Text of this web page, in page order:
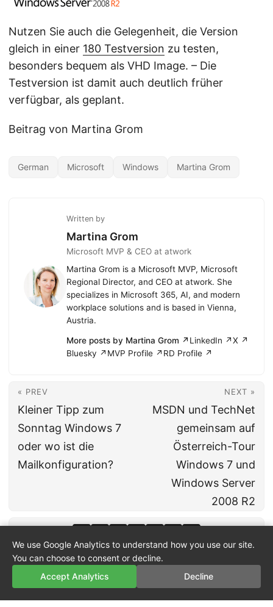
Nutzen Sie auch die Gelegenheit, die Version
gleich in einer 180 Testversion zu testen,
besonders bequem als VHD Image. – Die
Testversion ist damit auch deutlich früher
verfügbar, als geplant.
Beitrag von Martina Grom
German Microsoft Windows Martina Grom
Written by
Martina Grom
Microsoft MVP & CEO at atwork
Martina Grom is a Microsoft MVP, Microsoft
Regional Director, and CEO at atwork. She
specializes in Microsoft 365, AI, and modern
workplace solutions and is based in Vienna,
Austria.
More posts by Martina Grom ↗LinkedIn ↗X ↗
Bluesky ↗ MVP Profile ↗ RD Profile ↗
« PREV
Kleiner Tipp zum
Sonntag Windows 7
oder wo ist die
Mailkonfiguration?
NEXT »
MSDN und TechNet
gemeinsam auf
Österreich-Tour
Windows 7 und
Windows Server
2008 R2
© 2026atwork·About·Imprint·Privacy·Powered byHugo&PaperMod
We use Google Analytics to understand how you use our site.
You can choose to consent or decline.
Accept Analytics
Decline